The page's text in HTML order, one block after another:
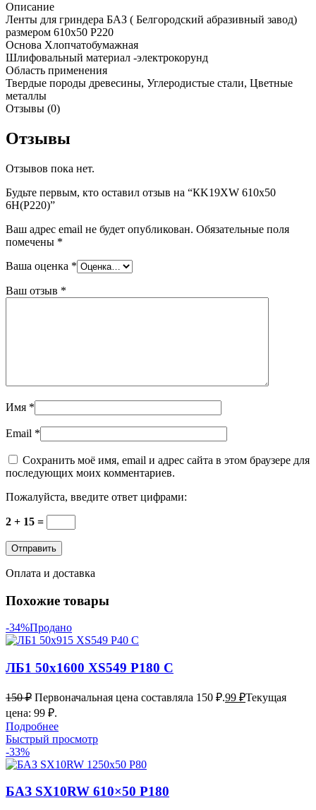
Описание
Ленты для гриндера БАЗ ( Белгородский абразивный завод)
размером 610х50 P220
Основа Хлопчатобумажная
Шлифовальный материал -электрокорунд
Область применения
Твердые породы древесины, Углеродистые стали, Цветные
металлы
Отзывы (0)
Отзывы
Отзывов пока нет.
Будьте первым, кто оставил отзыв на “КK19XW 610х50
6Н(P220)”
Ваш адрес email не будет опубликован. Обязательные поля
помечены *
Ваша оценка *
Ваш отзыв *
Имя *
Email *
Сохранить моё имя, email и адрес сайта в этом браузере для
последующих моих комментариев.
Пожалуйста, введите ответ цифрами:
2 + 15 =
Оплата и доставка
Похожие товары
-34%Продано
ЛБ1 50х1600 XS549 P180 С
150₽ Первоначальная цена составляла 150 ₽.99 ₽Текущая
цена: 99 ₽.
Подробнее
Быстрый просмотр
-33%
БАЗ SX10RW 610×50 P180